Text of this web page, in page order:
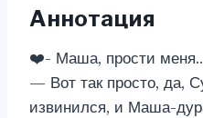
Аннотация
❤️- Маша, прости
— Вот так просто, да,
извинился, и Маша-